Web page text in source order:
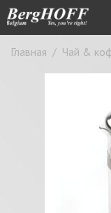
Главная / Чай &